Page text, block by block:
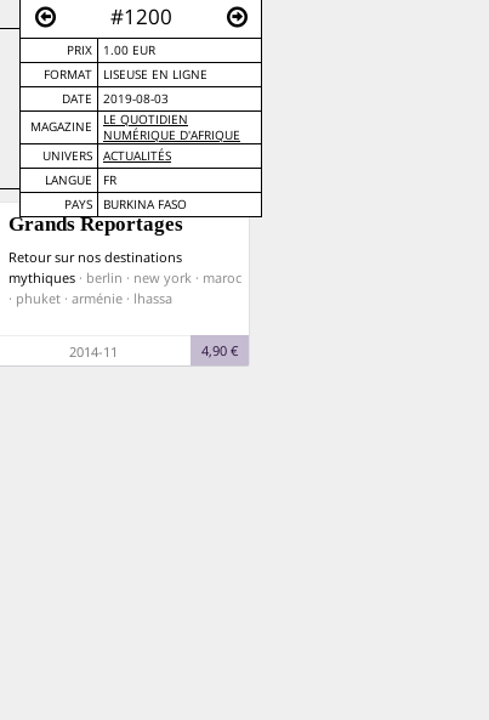
#1200
PRIX
1.00 EUR
FORMAT
LISEUSE EN LIGNE
DATE
2019-08-03
MAGAZINE
LE QUOTIDIEN
NUMÉRIQUE D'AFRIQUE
UNIVERS
ACTUALITÉS
LANGUE
FR
PAYS
BURKINA FASO
Grands Reportages
Retour sur nos destinations
mythiques · berlin · new york · maroc
· phuket · arménie · lhassa
2014-11 4,90 €